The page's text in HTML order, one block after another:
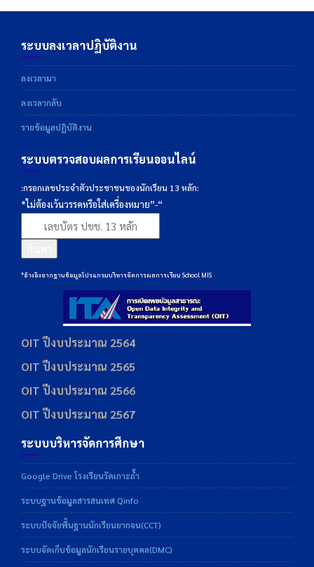
ระบบลงเวลาปฏิบัติงาน
ลงเวลามา
ลงเวลากลับ
รายข้อมูลปฏิบัติงาน
ระบบตรวจสอบผลการเรียนออนไลน์
:กรอกเลขประจำตัวประชาชนของนักเรียน 13 หลัก:
*ไม่ต้องเว้นวรรคหรือใส่เครื่องหมาย”-“
*อ้างอิงจากฐานข้อมูลโปรแกรมบริหารจัดการผลการเรียน School MIS
OIT ปีงบประมาณ 2564
OIT ปีงบประมาณ 2565
OIT ปีงบประมาณ 2566
OIT ปีงบประมาณ 2567
ระบบบริหารจัดการศึกษา
Google Drive โรงเรียนวัดเกาะถ้ำ
ระบบฐานข้อมูลสารสนเทศ Qinfo
ระบบปัจจัยพื้นฐานนักเรียนยากจน(CCT)
ระบบจัดเก็บข้อมูลนักเรียนรายบุคคล(DMC)